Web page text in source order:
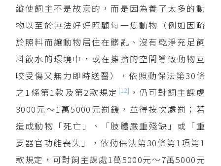
縱使飼主不是故意的，而是因為養了太多的動
物以至於無法好好照顧每一隻動物（例如因疏
於照料而讓動物居住在髒亂、沒有乾淨充足飼
料飲水的環境中，或在擁擠的空間導致動物互
咬受傷又無力即時送醫），依照動保法第30條
之1條第1款及第2款規定 [12] ，仍可對飼主課處
3000元～1萬5000元罰鍰，並得按次處罰；若
造成動物「死亡」、「肢體嚴重殘缺」或「重
要器官功能喪失」，依動保法第30條第1項第1
款規定，可對飼主課處1萬5000元～7萬5000元